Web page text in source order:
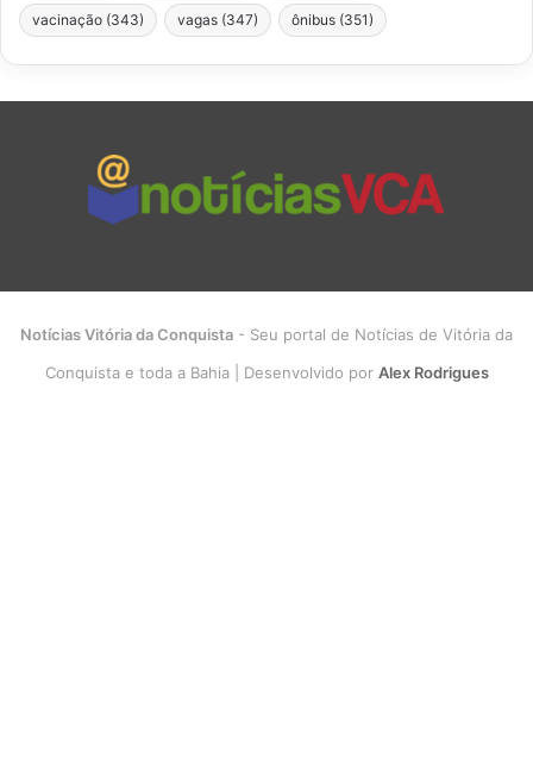
vacinação (343) vagas (347) ônibus (351)
Notícias Vitória da Conquista - Seu portal de Notícias de Vitória da
Conquista e toda a Bahia | Desenvolvido por Alex Rodrigues